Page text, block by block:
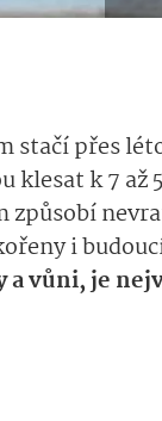
přes
klesat k 7 až
způsobí
i
vůni, je